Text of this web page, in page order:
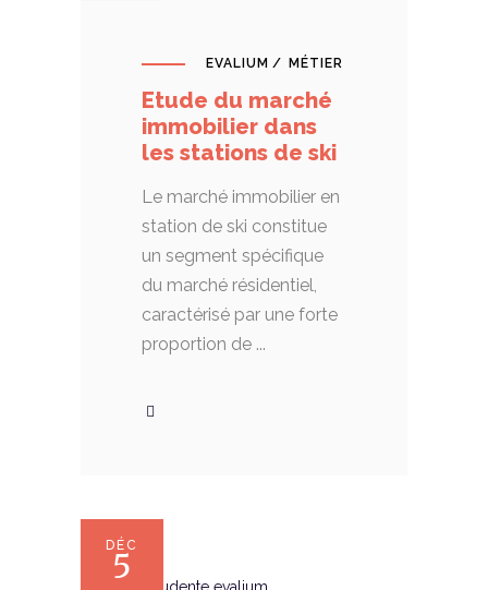
EVALIUM MÉTIER
Etude du marché
immobilier dans
les stations de ski
Le marché immobilier en
station de ski constitue
un segment spécifique
du marché résidentiel,
caractérisé par une forte
proportion de
DÉC
5